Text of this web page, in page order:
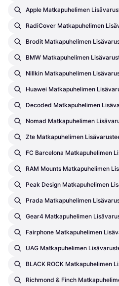
Apple Matkapuhelimen
RadiCover Matkapuhelimen
Brodit Matkapuhelimen
BMW Matkapuhelimen
Nillkin Matkapuhelimen
Huawei Matkapuhelimen
Decoded Matkapuhelimen
Nomad Matkapuhelimen
Zte Matkapuhelimen
FC Barcelona Matkapuhelimen
RAM Mounts Matkapuhelimen
Peak Design Matkapuhelimen
Prada Matkapuhelimen
Gear4 Matkapuhelimen
Fairphone Matkapuhelimen
UAG Matkapuhelimen
BLACK ROCK Matkapuhelimen
Richmond & Finch